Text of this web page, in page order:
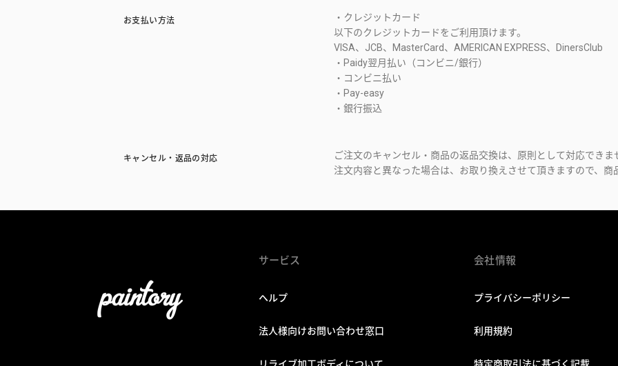
お支払い方法
・クレジットカード
以下のクレジットカードをご利用頂けます。
VISA、JCB、MasterCard、AMERICAN EXPRESS、DinersClub
・Paidy翌月払い（コンビニ/銀行）
・コンビニ払い
・Pay-easy
・銀行振込
キャンセル・返品の対応
ご注文のキャンセル・商品の返品交換は、原則として対応でき
注文内容と異なった場合は、お取り換えさせて頂きますので、
サービス
ヘルプ
法人様向けお問い合わせ窓口
会社情報
プライバシーポリシー
利用規約